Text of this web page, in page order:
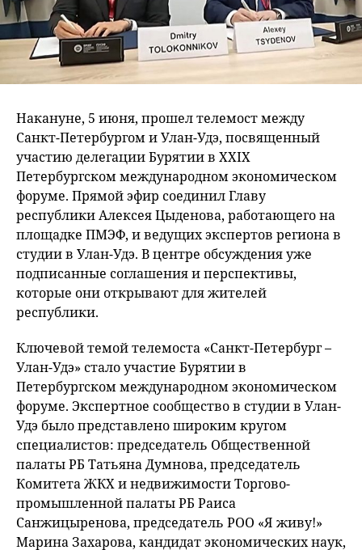
Накануне, 5 июня, прошел телемост между
Санкт-Петербургом и Улан-Удэ, посвященный
участию делегации Бурятии в XXIX
Петербургском международном экономическом
форуме. Прямой эфир соединил Главу
республики Алексея Цыденова, работающего на
площадке ПМЭФ, и ведущих экспертов региона в
студии в Улан-Удэ. В центре обсуждения уже
подписанные соглашения и перспективы,
которые они открывают для жителей
республики.
Ключевой темой телемоста «Санкт-Петербург –
Улан-Удэ» стало участие Бурятии в
Петербургском международном экономическом
форуме. Экспертное сообщество в студии в Улан-
Удэ было представлено широким кругом
специалистов: председатель Общественной
палаты РБ Татьяна Думнова, председатель
Комитета ЖКХ и недвижимости Торгово-
промышленной палаты РБ Раиса
Санжицыренова, председатель РОО «Я живу!»
Марина Захарова, кандидат экономических наук,